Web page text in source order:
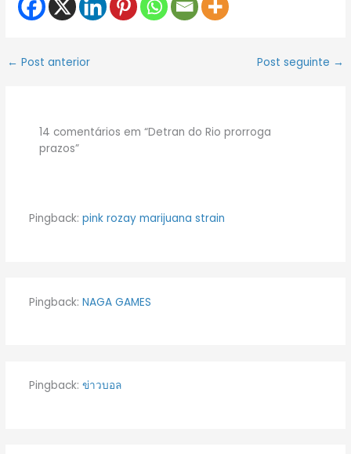
← Post anterior Post seguinte →
14 comentários em “Detran do Rio prorroga
prazos”
Pingback: pink rozay marijuana strain
Pingback: NAGA GAMES
Pingback: ข่าวบอล